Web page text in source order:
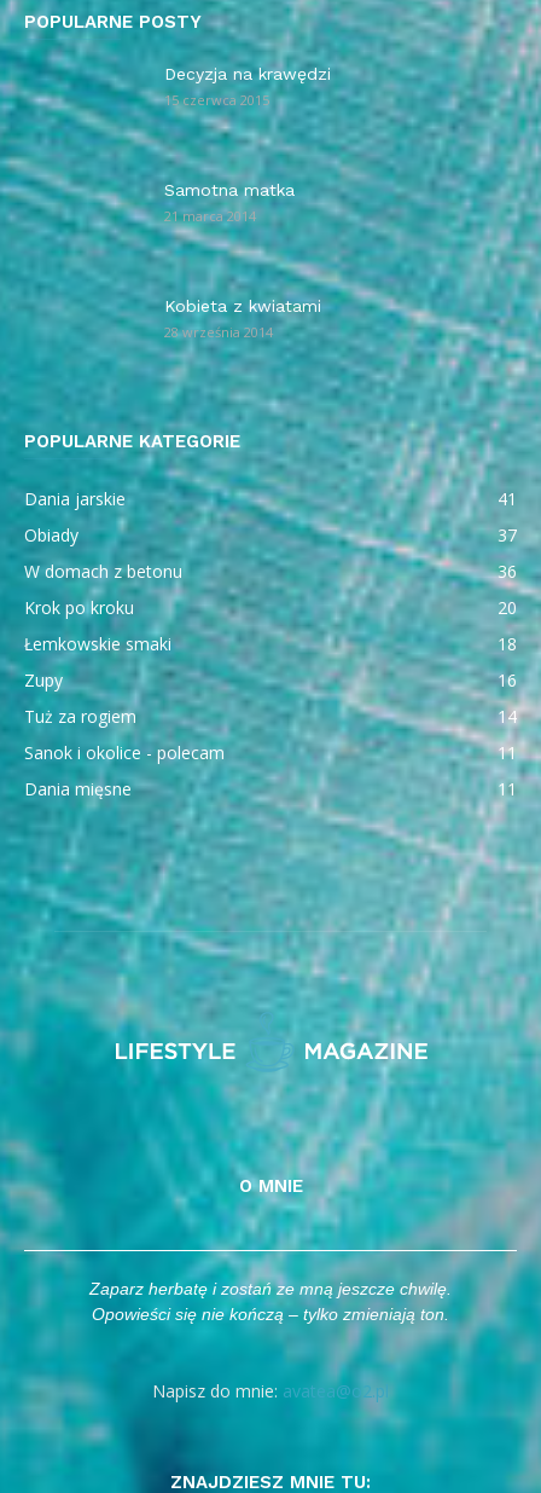
POPULARNE POSTY
Decyzja na krawędzi
15 czerwca 2015
Samotna matka
21 marca 2014
Kobieta z kwiatami
28 września 2014
POPULARNE KATEGORIE
Dania jarskie
41
Obiady
37
W domach z betonu
36
Krok po kroku
20
Łemkowskie smaki
18
Zupy
16
Tuż za rogiem
14
Sanok i okolice - polecam
11
Dania mięsne
11
O MNIE
Zaparz herbatę i zostań ze mną jeszcze chwilę.
Opowieści się nie kończą – tylko zmieniają ton.
Napisz do mnie: avatea@o2.pl
ZNAJDZIESZ MNIE TU: